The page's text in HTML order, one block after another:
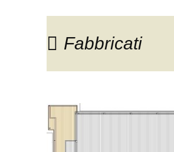
Fabbricati